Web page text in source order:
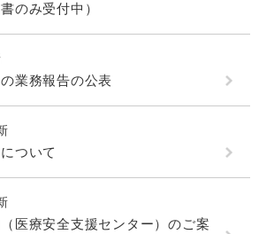
のみ受付中）
業務報告の公表
ついて
医療安全支援センター）のご案